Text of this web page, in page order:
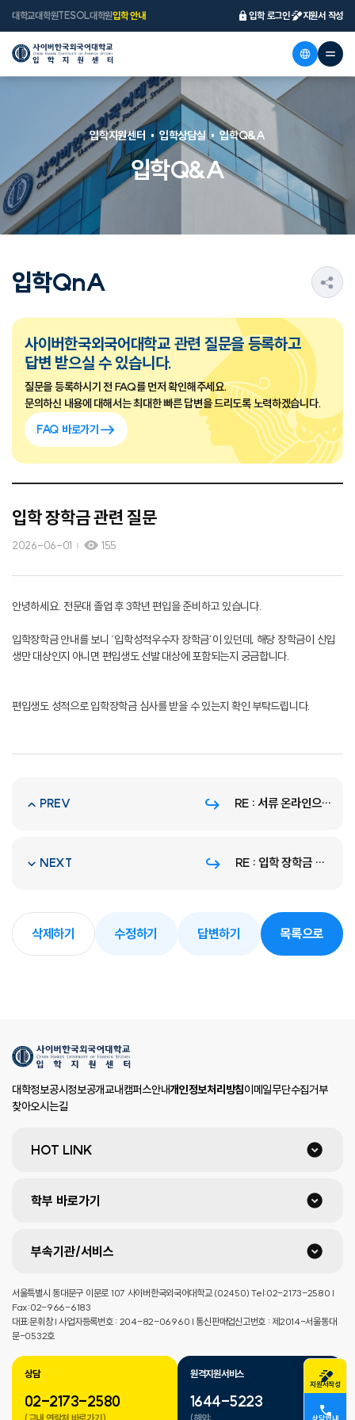
대학교대학원TESOL대학원입학 안내 입학 로그인 지원서 작성
입학Q&A
입학지원센터 입학상담실 입학Q&A
입학QnA
사이버한국외국어대학교 관련 질문을 등록하고
답변 받으실 수 있습니다.
질문을 등록하시기 전 FAQ를 먼저 확인해주세요.
문의하신 내용에 대해서는 최대한 빠른 답변을 드리도록 노력하겠습니다.
FAQ 바로가기
입학 장학금 관련 질문
2026-06-01 155
안녕하세요. 전문대 졸업 후 3학년 편입을 준비하고 있습니다.
입학장학금 안내를 보니 ‘입학성적우수자 장학금’이 있던데, 해당 장학금이 신입
생만 대상인지 아니면 편입생도 선발 대상에 포함되는지 궁금합니다.
편입생도 성적으로 입학장학금 심사를 받을 수 있는지 확인 부탁드립니다.
PREV RE : 서류 온라인으로 제출방법
NEXT RE : 입학 장학금 관련 질문
삭제하기 수정하기 답변하기 목록으로
대학정보공시정보공개교내캠퍼스안내개인정보처리방침이메일무단수집거부
찾아오시는길
HOT LINK
학부 바로가기
부속기관/서비스
서울특별시 동대문구 이문로 107 사이버한국외국어대학교 (02450) Tel:02-2173-2580 |
Fax:02-966-6183
대표:문휘창 | 사업자등록번호 : 204-82-06960 | 통신판매업신고번호 : 제2014-서울동대
문-0532호
상담
02-2173-2580
원격지원서비스
1644-5223
지원서작성
상담 안내